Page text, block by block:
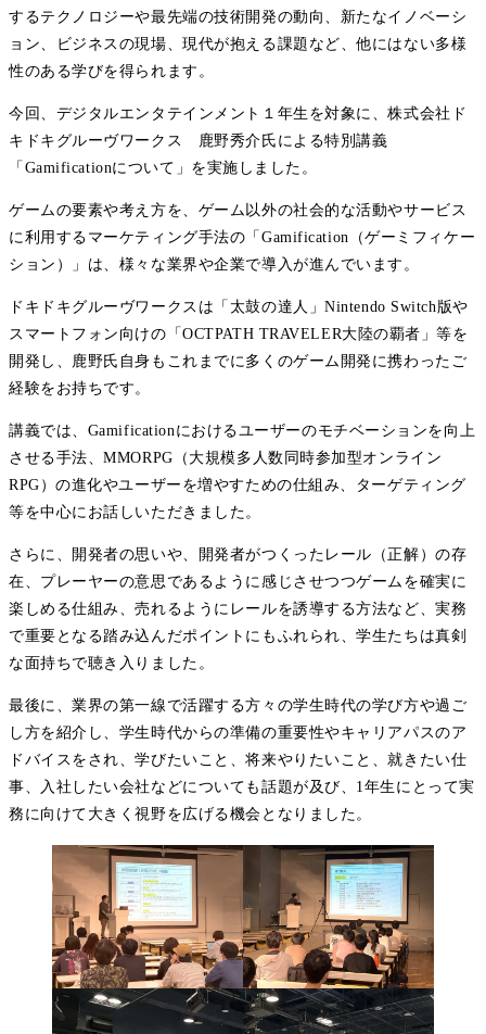
するテクノロジーや最先端の技術開発の動向、新たなイノベーシ
ョン、ビジネスの現場、現代が抱える課題など、他にはない多様
性のある学びを得られます。
今回、デジタルエンタテインメント１年生を対象に、株式会社ド
キドキグルーヴワークス 鹿野秀介氏による特別講義
「Gamificationについて」を実施しました。
ゲームの要素や考え方を、ゲーム以外の社会的な活動やサービス
に利用するマーケティング手法の「Gamification（ゲーミフィケー
ション）」は、様々な業界や企業で導入が進んでいます。
ドキドキグルーヴワークスは「太鼓の達人」Nintendo Switch版や
スマートフォン向けの「OCTPATH TRAVELER大陸の覇者」等を
開発し、鹿野氏自身もこれまでに多くのゲーム開発に携わったご
経験をお持ちです。
講義では、Gamificationにおけるユーザーのモチベーションを向上
させる手法、MMORPG（大規模多人数同時参加型オンライン
RPG）の進化やユーザーを増やすための仕組み、ターゲティング
等を中心にお話しいただきました。
さらに、開発者の思いや、開発者がつくったレール（正解）の存
在、プレーヤーの意思であるように感じさせつつゲームを確実に
楽しめる仕組み、売れるようにレールを誘導する方法など、実務
で重要となる踏み込んだポイントにもふれられ、学生たちは真剣
な面持ちで聴き入りました。
最後に、業界の第一線で活躍する方々の学生時代の学び方や過ご
し方を紹介し、学生時代からの準備の重要性やキャリアパスのア
ドバイスをされ、学びたいこと、将来やりたいこと、就きたい仕
事、入社したい会社などについても話題が及び、1年生にとって実
務に向けて大きく視野を広げる機会となりました。